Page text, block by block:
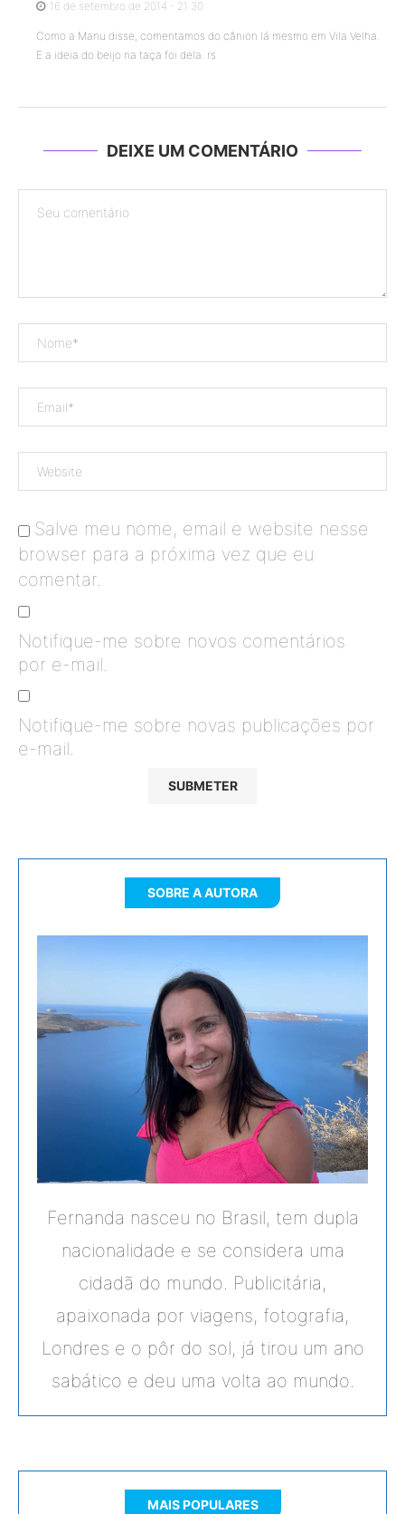
16 de setembro de 2014 - 21:30
Como a Manu disse, comentamos do cânion lá mesmo em Vila Velha.
E a ideia do beijo na taça foi dela. rs
DEIXE UM COMENTÁRIO
Salve meu nome, email e website nesse
browser para a próxima vez que eu
comentar.
Notifique-me sobre novos comentários
por e-mail.
Notifique-me sobre novas publicações por
e-mail.
SOBRE A AUTORA
Fernanda nasceu no Brasil, tem dupla
nacionalidade e se considera uma
cidadã do mundo. Publicitária,
apaixonada por viagens, fotografia,
Londres e o pôr do sol, já tirou um ano
sabático e deu uma volta ao mundo.
MAIS POPULARES